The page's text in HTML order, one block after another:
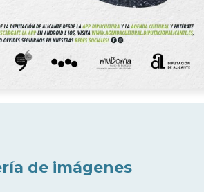
de imágenes